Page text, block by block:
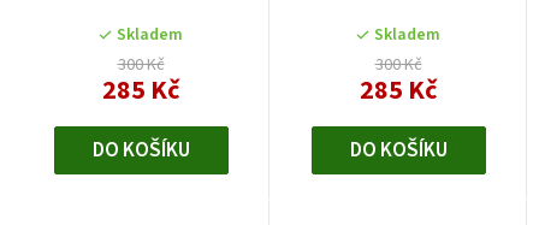
Skladem
300 Kč
285 Kč
DO KOŠÍKU
hvězdiček.
Skladem
300 Kč
285 Kč
DO KOŠÍKU